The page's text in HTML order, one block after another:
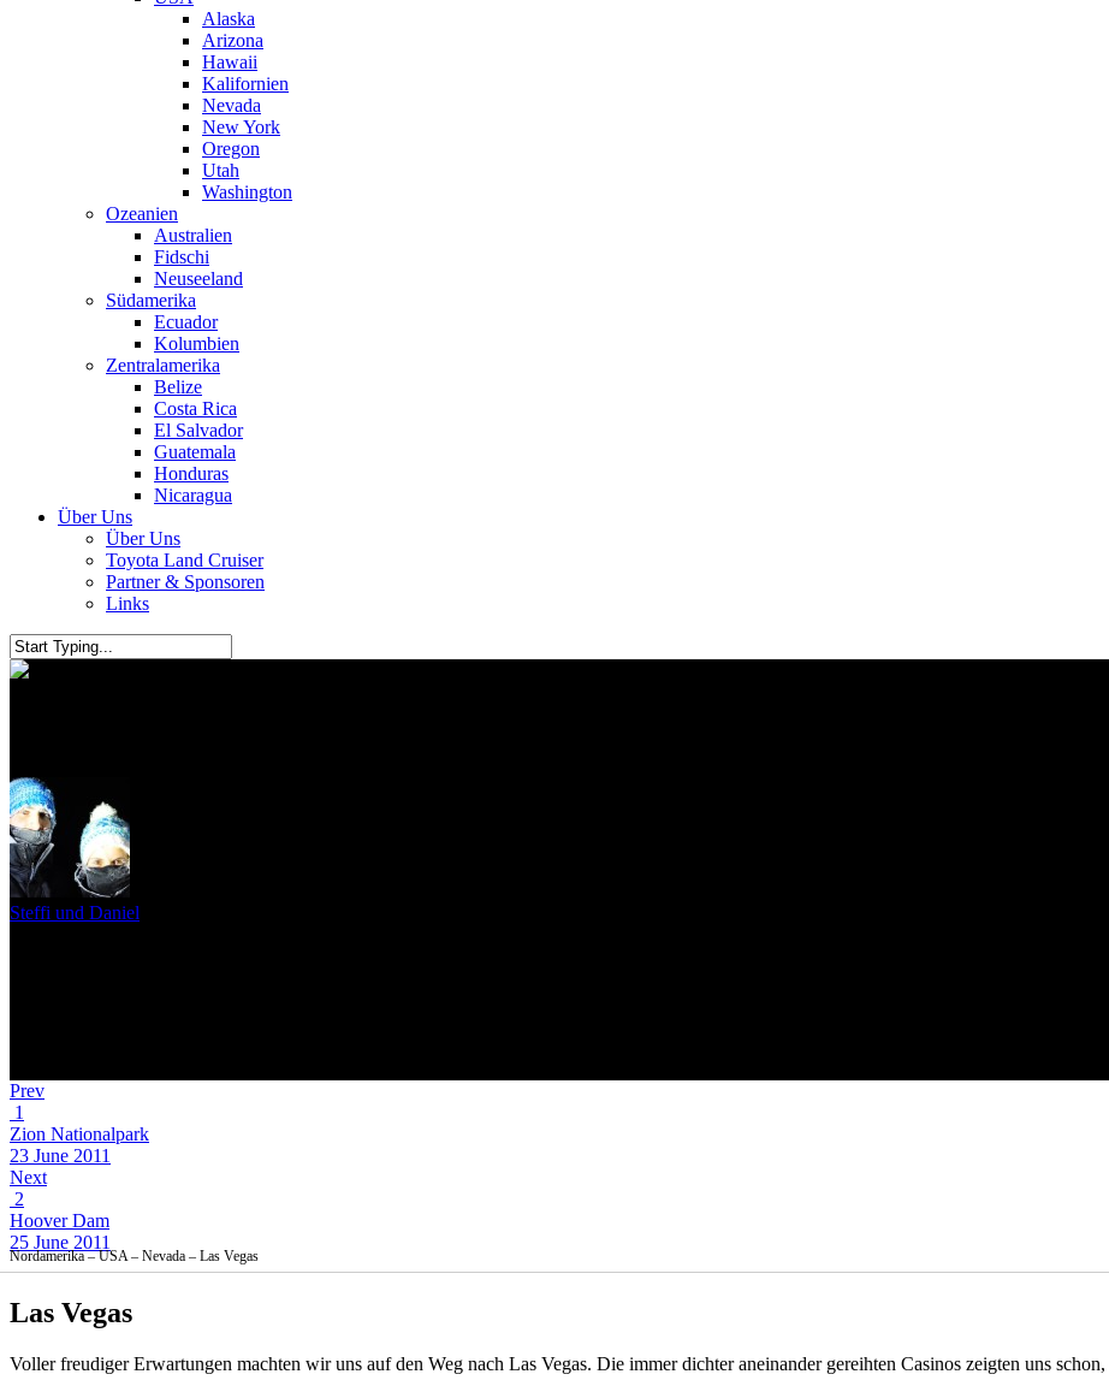
Alaska
Arizona
Hawaii
Kalifornien
Nevada
New York
Oregon
Utah
Washington
Ozeanien
Australien
Fidschi
Neuseeland
Südamerika
Ecuador
Kolumbien
Zentralamerika
Belize
Costa Rica
El Salvador
Guatemala
Honduras
Nicaragua
Über Uns
Über Uns
Toyota Land Cruiser
Partner & Sponsoren
Links
Steffi und Daniel
Prev
1
Zion Nationalpark
23 June 2011
Next
2
Hoover Dam
25 June 2011
Nordamerika – USA – Nevada – Las Vegas
Las Vegas
Voller freudiger Erwartungen machten wir uns auf den Weg nach Las Vegas. Die immer dichter aneinander gereihten Casinos zeigten uns